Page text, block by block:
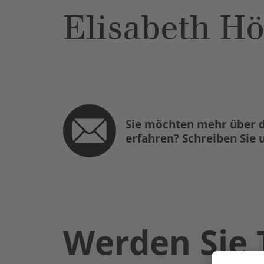
Elisabeth
Sie möchten mehr über
erfahren? Schreiben Sie
Werden Sie